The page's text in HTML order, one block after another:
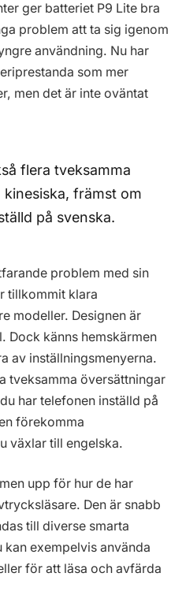
ger batteriet P9 Lite bra
problem att ta sig igenom
användning. Nu har
som mer
men det är inte oväntat
flera tveksamma
främst om
på svenska.
problem med sin
tillkommit klara
modeller. Designen är
Dock känns hemskärmen
av inställningsmenyerna.
tveksamma översättningar
har telefonen inställd på
förekomma
växlar till engelska.
upp för hur de har
Den är snabb
till diverse smarta
exempelvis använda
för att läsa och avfärda